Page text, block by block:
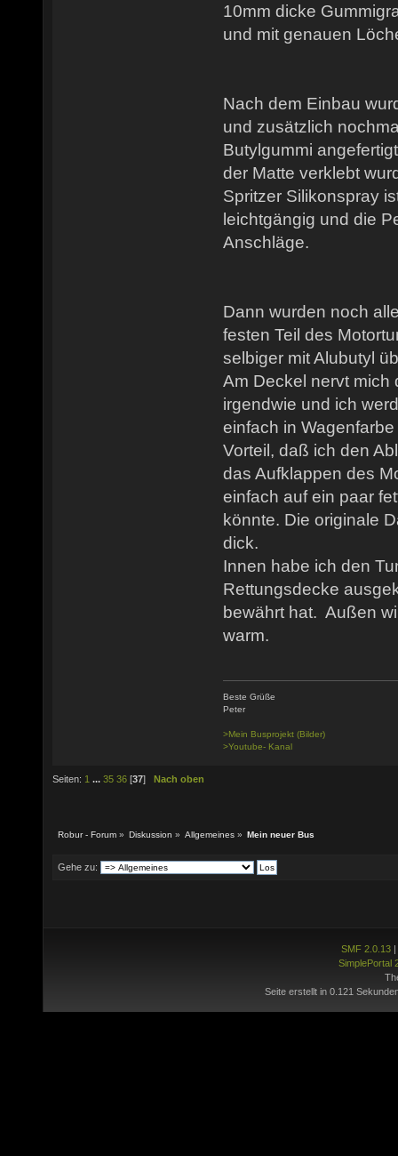
10mm dicke
und mit genauen
Nach dem Einbau
und zusätzlich
Butylgummi
der Matte verklebt
Spritzer Silikonspray
leichtgängig und die
Anschläge.
Dann wurden noch
festen Teil des
selbiger mit Alubutyl
Am Deckel nervt mich
irgendwie und ich
einfach in
Vorteil, daß ich den
das Aufklappen des
einfach auf ein paar
könnte. Die originale
dick.
Innen habe ich den
Rettungsdecke
bewährt hat. Außen
warm.
Beste Grüße
Peter
>Mein Busprojekt (Bilder)
>Youtube- Kanal
Seiten: 1 ... 35 36 [37] Nach oben
Robur - Forum » Diskussion » Allgemeines » Mein neuer Bus
Gehe zu:
SMF 2.0.13|
SimplePortal
Seite erstellt in 0.121